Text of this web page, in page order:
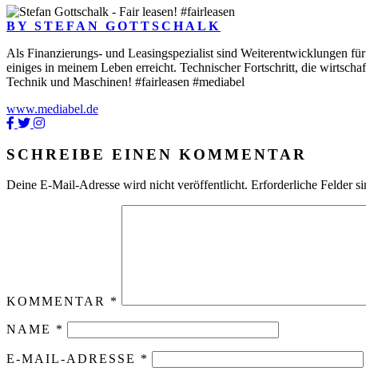
BY STEFAN GOTTSCHALK
Als Finanzierungs- und Leasingspezialist sind Weiterentwicklungen
einiges in meinem Leben erreicht. Technischer Fortschritt, die
Technik und Maschinen! #fairleasen #mediabel
www.mediabel.de
SCHREIBE EINEN KOMMENTAR
Deine E-Mail-Adresse wird nicht veröffentlicht. Erforderliche Felder
KOMMENTAR *
NAME *
E-MAIL-ADRESSE *